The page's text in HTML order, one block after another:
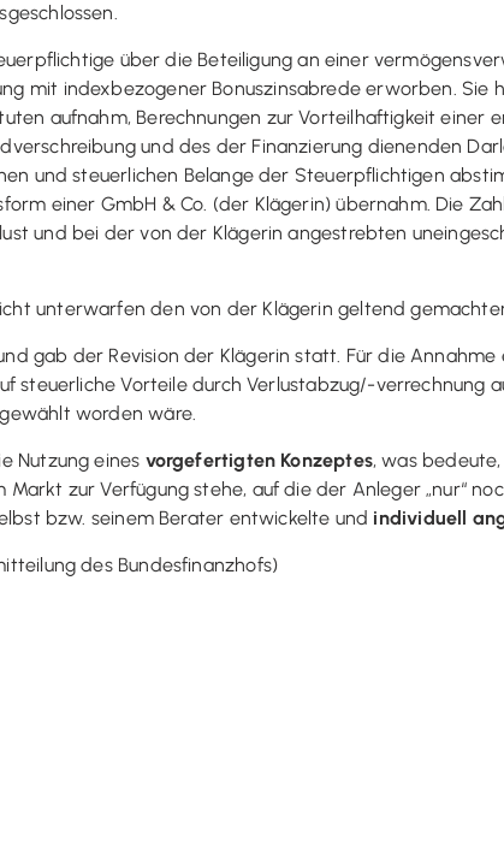
über die Beteiligung an einer
mit indexbezogener Bonuszinsabrede erworben.
aufnahm, Berechnungen zur Vorteilhaftigkeit
und des der Finanzierung dienenden
und steuerlichen Belange der Steuerpflichtigen
einer GmbH & Co. (der Klägerin) übernahm. Die
und bei der von der Klägerin angestrebten
unterwarfen den von der Klägerin geltend
gab der Revision der Klägerin statt. Für die
steuerliche Vorteile durch Verlustabzug/-verrechnung
worden wäre.
Nutzung eines vorgefertigten Konzeptes, was
zur Verfügung stehe, auf die der Anleger „nur“
bzw. seinem Berater entwickelte und individuell
des Bundesfinanzhofs)